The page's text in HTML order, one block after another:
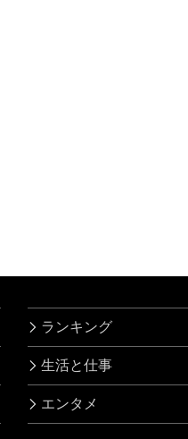
ランキング
生活と仕事
エンタメ